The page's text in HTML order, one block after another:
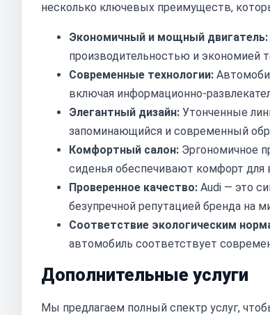
несколько ключевых преимуществ,
Экономичный и мощный двигатель:
производительностью и экономией
Современные технологии:
включая информационно-
Элегантный дизайн: Утонченные
запоминающийся и современный
Комфортный салон: Эргономичное
сиденья обеспечивают комфорт для
Проверенное качество: Audi — это
безупречной репутацией бренда на
Соответствие экологическим
автомобиль соответствует
Дополнительные услуги
Мы предлагаем полный спектр услуг,